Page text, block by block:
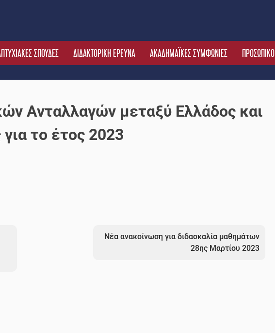
ΣΠΟΥΔΕΣ ΔΙΔΑΚΤΟΡΙΚΗ ΕΡΕΥΝΑ ΑΚΑΔΗΜΑΪΚΕΣ ΣΥΜΦΩΝΙΕΣ ΠΡΟΣΩΠΙΚΟ
Ανταλλαγών μεταξύ Ελλάδος και
το έτος 2023
Νέα ανακοίνωση για διδασκαλία μαθημάτων
28ης Μαρτίου 2023